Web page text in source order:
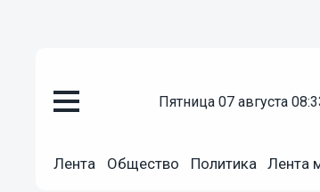
пятница 07 августа
Лента Общество Политика Лента
29.03.201620:36